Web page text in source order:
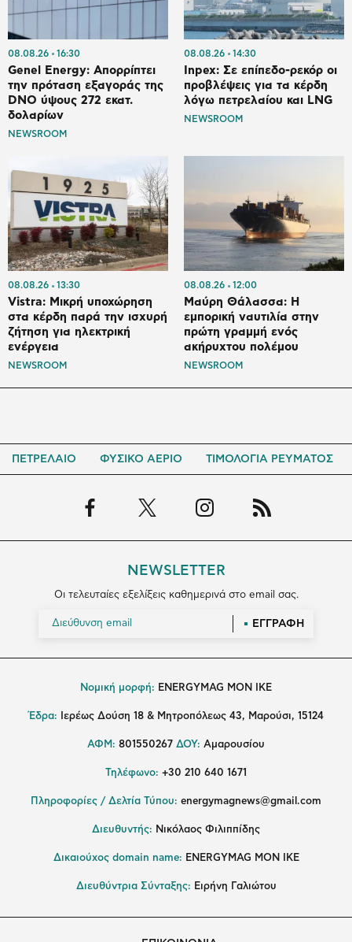
08.08.26 16:30
Genel Energy: Απορρίπτει
την πρόταση εξαγοράς της
DNO ύψους 272 εκατ.
δολαρίων
NEWSROOM
08.08.26 14:30
Inpex: Σε επίπεδο-ρεκόρ οι
προβλέψεις για τα κέρδη
λόγω πετρελαίου και LNG
NEWSROOM
08.08.26 13:30
Vistra: Μικρή υποχώρηση
στα κέρδη παρά την ισχυρή
ζήτηση για ηλεκτρική
ενέργεια
NEWSROOM
08.08.26 12:00
Μαύρη Θάλασσα: Η
εμπορική ναυτιλία στην
πρώτη γραμμή ενός
ακήρυχτου πολέμου
NEWSROOM
ΠΕΤΡΕΛΑΙΟ ΦΥΣΙΚΟ ΑΕΡΙΟ ΤΙΜΟΛΟΓΙΑ ΡΕΥΜΑΤΟΣ
NEWSLETTER
Οι τελευταίες εξελίξεις καθημερινά στο email σας.
ΕΓΓΡΑΦΗ
Νομική μορφή: ENERGYMAG MON IKE
Έδρα: Ιερέως Δούση 18 & Μητροπόλεως 43, Μαρούσι, 15124
ΑΦΜ: 801550267 ΔΟΥ: Αμαρουσίου
Τηλέφωνο: +30 210 640 1671
Πληροφορίες / Δελτία Τύπου: energymagnews@gmail.com
Διευθυντής: Νικόλαος Φιλιππίδης
Δικαιούχος domain name: ENERGYMAG ΜΟΝ ΙΚΕ
Διευθύντρια Σύνταξης: Ειρήνη Γαλιώτου